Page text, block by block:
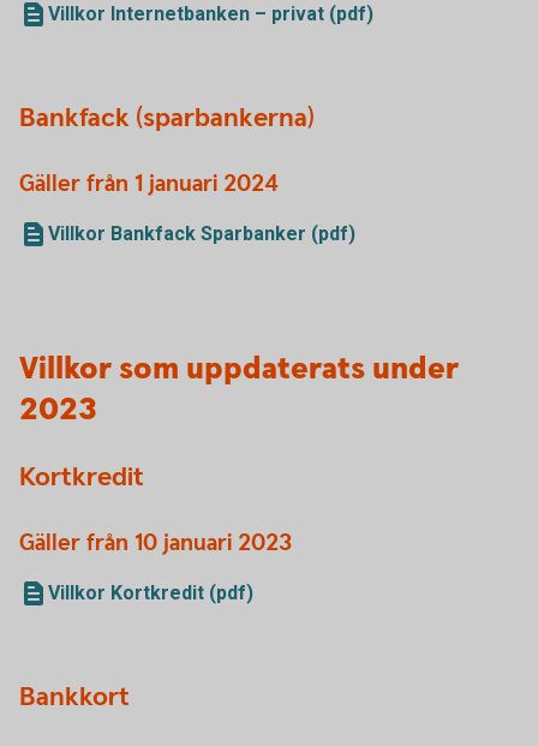
Villkor Internetbanken – privat (pdf)
Bankfack (sparbankerna)
Gäller från 1 januari 2024
Villkor Bankfack Sparbanker (pdf)
Villkor som uppdaterats under
2023
Kortkredit
Gäller från 10 januari 2023
Villkor Kortkredit (pdf)
Bankkort